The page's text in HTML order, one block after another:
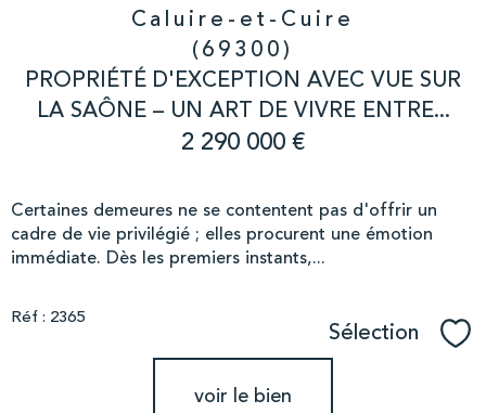
Caluire-et-Cuire
(69300)
PROPRIÉTÉ D'EXCEPTION AVEC VUE SUR
LA SAÔNE – UN ART DE VIVRE ENTRE...
2 290 000 €
Certaines demeures ne se contentent pas d'offrir un
cadre de vie privilégié ; elles procurent une émotion
immédiate. Dès les premiers instants,...
Réf : 2365 Sélection
voir le bien